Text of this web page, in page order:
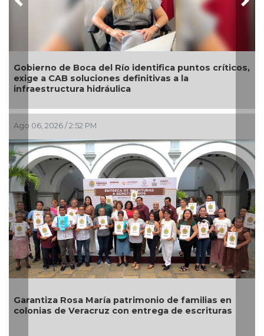
críticos,
en
escrituras
El diálogo directo define las
servicios en Xalapa a través del Día del
Ago 06, 2026 / 2:00 PM
Descarta Nahle motivos políticos en
alcaldes de MC
Previous